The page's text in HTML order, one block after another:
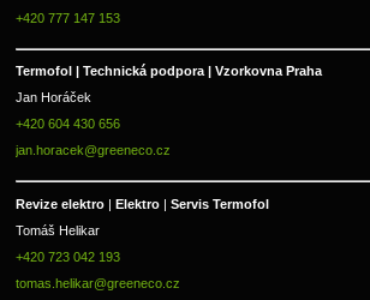
+420 777 147 153
Termofol | Technická podpora | Vzorkovna Praha
Jan Horáček
+420 604 430 656
jan.horacek@greeneco.cz
Revize elektro | Elektro | Servis Termofol
Tomáš Helikar
+420 723 042 193
tomas.helikar@greeneco.cz